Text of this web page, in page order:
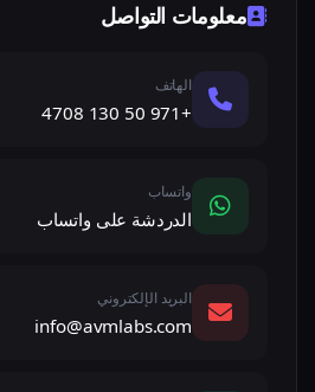
معلومات التواصل
الهاتف
+971 50 130 4708
واتساب
الدردشة على واتساب
البريد الإلكتروني
info@avmlabs.com